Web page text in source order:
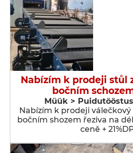
Nabízím k prodeji stůl
bočním
Müük >
Nabízím k prodeji
bočním shozem řeziva na
ceně +